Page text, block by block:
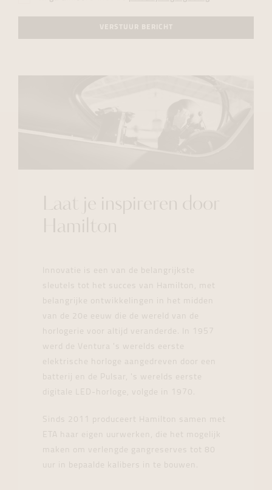
VERSTUUR BERICHT
Laat je inspireren door
Hamilton
Innovatie is een van de belangrijkste
sleutels tot het succes van Hamilton, met
belangrijke ontwikkelingen in het midden
van de 20e eeuw die de wereld van de
horlogerie voor altijd veranderde. In 1957
werd de Ventura 's werelds eerste
elektrische horloge aangedreven door een
batterij en de Pulsar, 's werelds eerste
digitale LED-horloge, volgde in 1970.
Sinds 2011 produceert Hamilton samen met
ETA haar eigen uurwerken, die het mogelijk
maken om verlengde gangreserves tot 80
uur in bepaalde kalibers in te bouwen.